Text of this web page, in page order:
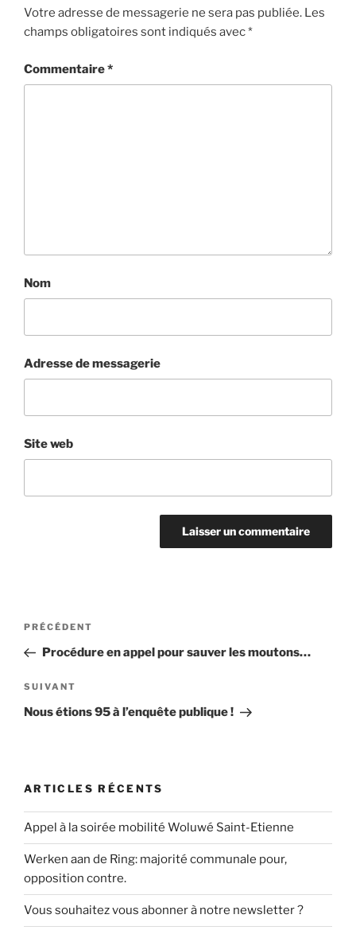
Votre adresse de messagerie ne sera pas publiée. Les
champs obligatoires sont indiqués avec*
Commentaire*
Nom
Adresse de messagerie
Site web
Navigation
l’article
Article
précédent
PRÉCÉDENT
Procédure en appel pour sauver les moutons…
Article
suivant
SUIVANT
Nous étions 95 à l’enquête publique !
ARTICLES RÉCENTS
Appel à la soirée mobilité Woluwé Saint-Etienne
Werken aan de Ring: majorité communale pour,
opposition contre.
Vous souhaitez vous abonner à notre newsletter ?